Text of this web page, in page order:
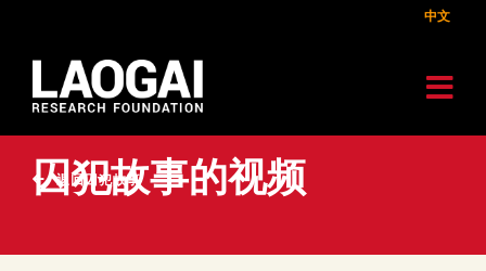
中文
囚犯故事的视频
返回囚犯故事